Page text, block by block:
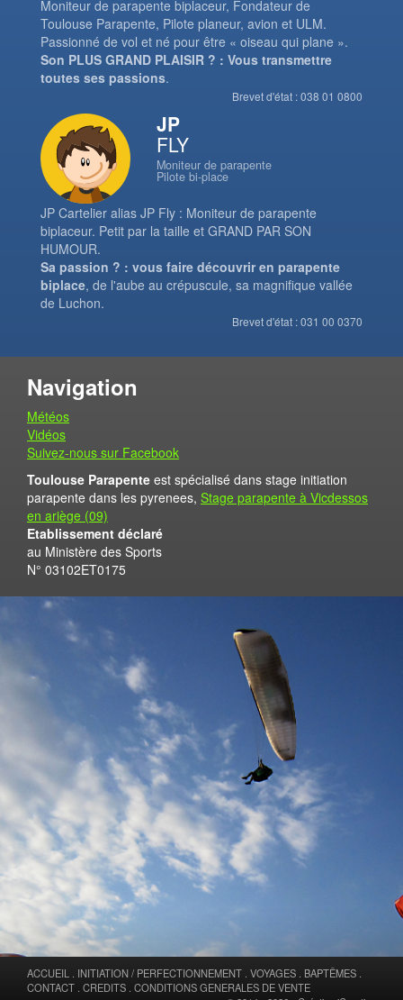
Moniteur de parapente biplaceur, Fondateur de
Toulouse Parapente, Pilote planeur, avion et ULM.
Passionné de vol et né pour être « oiseau qui plane ».
Son PLUS GRAND PLAISIR ? : Vous transmettre
toutes ses passions.
Brevet d'état : 038 01 0800
JP
FLY
Moniteur de parapente
Pilote bi-place
JP Cartelier alias JP Fly : Moniteur de parapente
biplaceur. Petit par la taille et GRAND PAR SON
HUMOUR.
Sa passion ? : vous faire découvrir en parapente
biplace, de l'aube au crépuscule, sa magnifique vallée
de Luchon.
Brevet d'état : 031 00 0370
Navigation
Météos
Vidéos
Suivez-nous sur Facebook
Toulouse Parapente est spécialisé dans stage initiation
parapente dans les pyrenees, Stage parapente à Vicdessos
en ariège (09)
Etablissement déclaré
au Ministère des Sports
N° 03102ET0175
ACCUEIL INITIATION / PERFECTIONNEMENT VOYAGES BAPTÊMES
CONTACT CREDITS CONDITIONS GENERALES DE VENTE